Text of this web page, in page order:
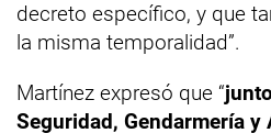
decreto específico, y que
la misma temporalidad”.
Martínez expresó que “
Seguridad, Gendarmería y